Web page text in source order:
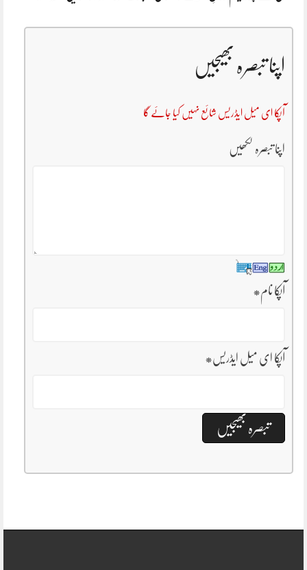
اپنا تبصرہ بھیجیں
آپکا ای میل ایڈریس شائع نہیں کیا جائے گا
اپنا تبصرہ لکھیں
آپکا نام*
آپکا ای میل ایڈریس*